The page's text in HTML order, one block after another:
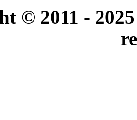
© 2011 - 2025